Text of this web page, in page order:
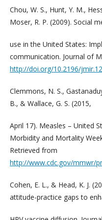
Chou, W. S., Hunt, Y. M.,
Moser, R. P. (2009). Social
use in the United States:
communication. Journal of
http://doi.org/10.2196/
Clemmons, N. S.,
B., & Wallace, G. S. (2015,
April 17). Measles – United
Morbidity and Mortality
Retrieved from
http://www.cdc.gov/mmwr/
Cohen, E. L., & Head, K. J.
attitude-practice gaps to